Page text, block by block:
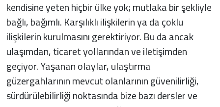
kendisine yeten hiçbir ülke yok; mutlaka bir şekliyle
bağlı, bağımlı. Karşılıklı ilişkilerin ya da çoklu
ilişkilerin kurulmasını gerektiriyor. Bu da ancak
ulaşımdan, ticaret yollarından ve iletişimden
geçiyor. Yaşanan olaylar, ulaştırma
güzergahlarının mevcut olanlarının güvenilirliği,
sürdürülebilirliği noktasında bize bazı dersler ve